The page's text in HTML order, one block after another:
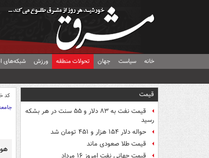
خانه سیاست جهان تحولات منطقه ورزش شبکه‌های
قیمت
قیمت نفت به ۸۳ دلار و ۵۵ سنت در هر بشکه
رسید
حواله دلار ۱۵۴ هزار و ۴۵۱ تومان شد
قیمت طلا صعودی ماند
قیمت جهانی نفت امروز ۱۶ مرداد
کد